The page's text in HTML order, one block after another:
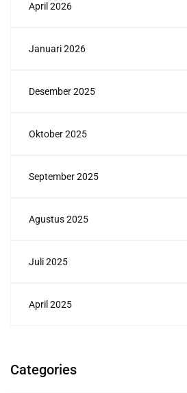
April 2026
Januari 2026
Desember 2025
Oktober 2025
September 2025
Agustus 2025
Juli 2025
April 2025
Categories